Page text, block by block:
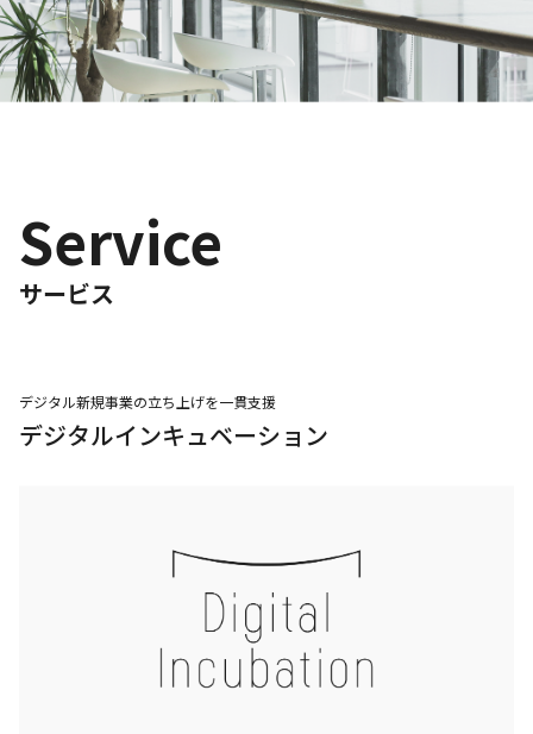
サービス
Service
デジタル新規事業の立ち上げを一貫支援
デジタルインキュベーション